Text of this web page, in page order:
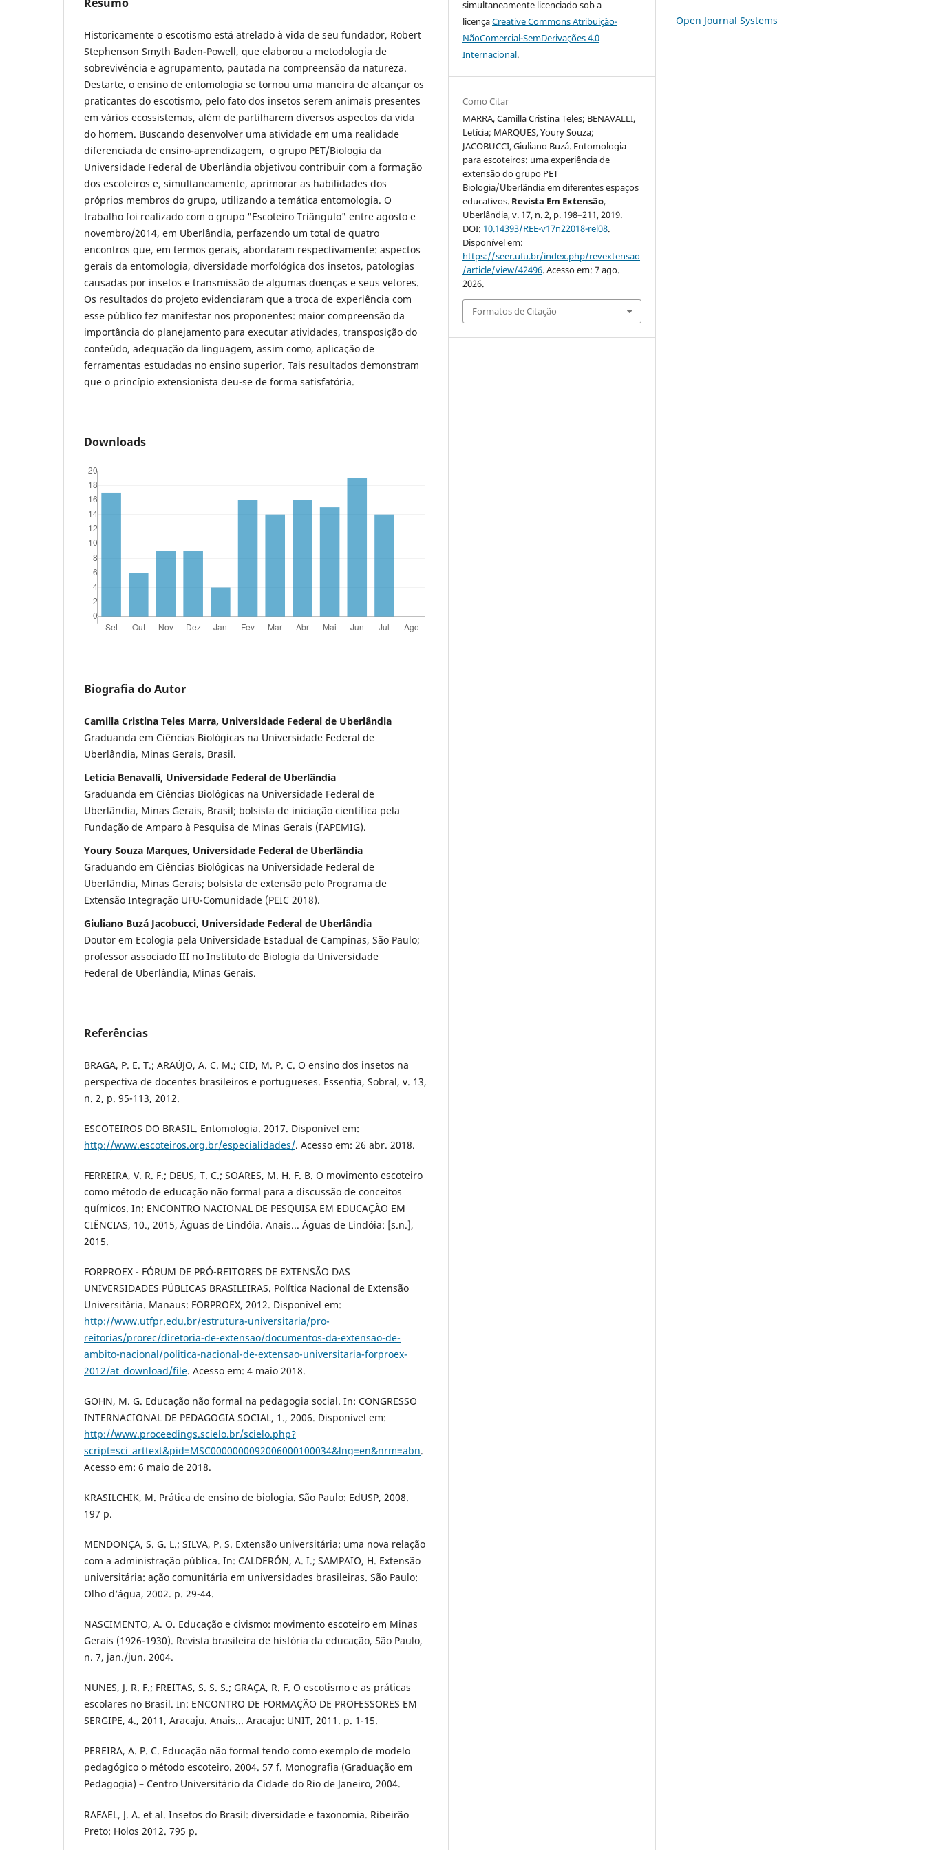
Historicamente o escotismo está atrelado à vida de seu fundador, Robert
Stephenson Smyth Baden-Powell, que elaborou a metodologia de
sobrevivência e agrupamento, pautada na compreensão da natureza.
Destarte, o ensino de entomologia se tornou uma maneira de alcançar os
praticantes do escotismo, pelo fato dos insetos serem animais presentes
em vários ecossistemas, além de partilharem diversos aspectos da vida
do homem. Buscando desenvolver uma atividade em uma realidade
diferenciada de ensino-aprendizagem, o grupo PET/Biologia da
Universidade Federal de Uberlândia objetivou contribuir com a formação
dos escoteiros e, simultaneamente, aprimorar as habilidades dos
próprios membros do grupo, utilizando a temática entomologia. O
trabalho foi realizado com o grupo "Escoteiro Triângulo" entre agosto e
novembro/2014, em Uberlândia, perfazendo um total de quatro
encontros que, em termos gerais, abordaram respectivamente: aspectos
gerais da entomologia, diversidade morfológica dos insetos, patologias
causadas por insetos e transmissão de algumas doenças e seus vetores.
Os resultados do projeto evidenciaram que a troca de experiência com
esse público fez manifestar nos proponentes: maior compreensão da
importância do planejamento para executar atividades, transposição do
conteúdo, adequação da linguagem, assim como, aplicação de
ferramentas estudadas no ensino superior. Tais resultados demonstram
que o princípio extensionista deu-se de forma satisfatória.
Downloads
Biografia do Autor
Camilla Cristina Teles Marra, Universidade Federal de Uberlândia
Graduanda em Ciências Biológicas na Universidade Federal de
Uberlândia, Minas Gerais, Brasil.
Letícia Benavalli, Universidade Federal de Uberlândia
Graduanda em Ciências Biológicas na Universidade Federal de
Uberlândia, Minas Gerais, Brasil; bolsista de iniciação científica pela
Fundação de Amparo à Pesquisa de Minas Gerais (FAPEMIG).
Youry Souza Marques, Universidade Federal de Uberlândia
Graduando em Ciências Biológicas na Universidade Federal de
Uberlândia, Minas Gerais; bolsista de extensão pelo Programa de
Extensão Integração UFU-Comunidade (PEIC 2018).
Giuliano Buzá Jacobucci, Universidade Federal de Uberlândia
Doutor em Ecologia pela Universidade Estadual de Campinas, São Paulo;
professor associado III no Instituto de Biologia da Universidade
Federal de Uberlândia, Minas Gerais.
Referências
BRAGA, P. E. T.; ARAÚJO, A. C. M.; CID, M. P. C. O ensino dos insetos na
perspectiva de docentes brasileiros e portugueses. Essentia, Sobral, v. 13,
n. 2, p. 95-113, 2012.
ESCOTEIROS DO BRASIL. Entomologia. 2017. Disponível em:
http://www.escoteiros.org.br/especialidades/. Acesso em: 26 abr. 2018.
FERREIRA, V. R. F.; DEUS, T. C.; SOARES, M. H. F. B. O movimento escoteiro
como método de educação não formal para a discussão de conceitos
químicos. In: ENCONTRO NACIONAL DE PESQUISA EM EDUCAÇÃO EM
CIÊNCIAS, 10., 2015, Águas de Lindóia. Anais... Águas de Lindóia: [s.n.],
2015.
FORPROEX - FÓRUM DE PRÓ-REITORES DE EXTENSÃO DAS
UNIVERSIDADES PÚBLICAS BRASILEIRAS. Política Nacional de Extensão
Universitária. Manaus: FORPROEX, 2012. Disponível em:
http://www.utfpr.edu.br/estrutura-universitaria/pro-
reitorias/prorec/diretoria-de-extensao/documentos-da-extensao-de-
ambito-nacional/politica-nacional-de-extensao-universitaria-forproex-
2012/at_download/file. Acesso em: 4 maio 2018.
GOHN, M. G. Educação não formal na pedagogia social. In: CONGRESSO
INTERNACIONAL DE PEDAGOGIA SOCIAL, 1., 2006. Disponível em:
http://www.proceedings.scielo.br/scielo.php?
script=sci_arttext&pid=MSC0000000092006000100034&lng=en&nrm=abn.
Acesso em: 6 maio de 2018.
KRASILCHIK, M. Prática de ensino de biologia. São Paulo: EdUSP, 2008.
197 p.
MENDONÇA, S. G. L.; SILVA, P. S. Extensão universitária: uma nova relação
com a administração pública. In: CALDERÓN, A. I.; SAMPAIO, H. Extensão
universitária: ação comunitária em universidades brasileiras. São Paulo:
Olho d’água, 2002. p. 29-44.
NASCIMENTO, A. O. Educação e civismo: movimento escoteiro em Minas
Gerais (1926-1930). Revista brasileira de história da educação, São Paulo,
n. 7, jan./jun. 2004.
NUNES, J. R. F.; FREITAS, S. S. S.; GRAÇA, R. F. O escotismo e as práticas
escolares no Brasil. In: ENCONTRO DE FORMAÇÃO DE PROFESSORES EM
SERGIPE, 4., 2011, Aracaju. Anais... Aracaju: UNIT, 2011. p. 1-15.
PEREIRA, A. P. C. Educação não formal tendo como exemplo de modelo
pedagógico o método escoteiro. 2004. 57 f. Monografia (Graduação em
Pedagogia) – Centro Universitário da Cidade do Rio de Janeiro, 2004.
RAFAEL, J. A. et al. Insetos do Brasil: diversidade e taxonomia. Ribeirão
Preto: Holos 2012. 795 p.
simultaneamente licenciado sob a
licençaCreative Commons Atribuição-
NãoComercial-SemDerivações 4.0
Internacional.
Como Citar
MARRA, Camilla Cristina Teles; BENAVALLI,
Letícia; MARQUES, Youry Souza;
JACOBUCCI, Giuliano Buzá. Entomologia
para escoteiros: uma experiência de
extensão do grupo PET
Biologia/Uberlândia em diferentes espaços
educativos. Revista Em Extensão,
Uberlândia, v. 17, n. 2, p. 198–211, 2019.
DOI: 10.14393/REE-v17n22018-rel08.
Disponível em:
https://seer.ufu.br/index.php/revextensao
/article/view/42496. Acesso em: 7 ago.
2026.
Formatos de Citação
Open Journal Systems